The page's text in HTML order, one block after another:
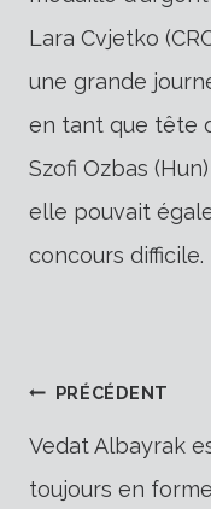
Lara Cvjetko
une grande
en tant que tête
Szofi Ozbas
elle pouvait
concours difficile.
PRÉCÉDENT
Vedat Albayrak
toujours en